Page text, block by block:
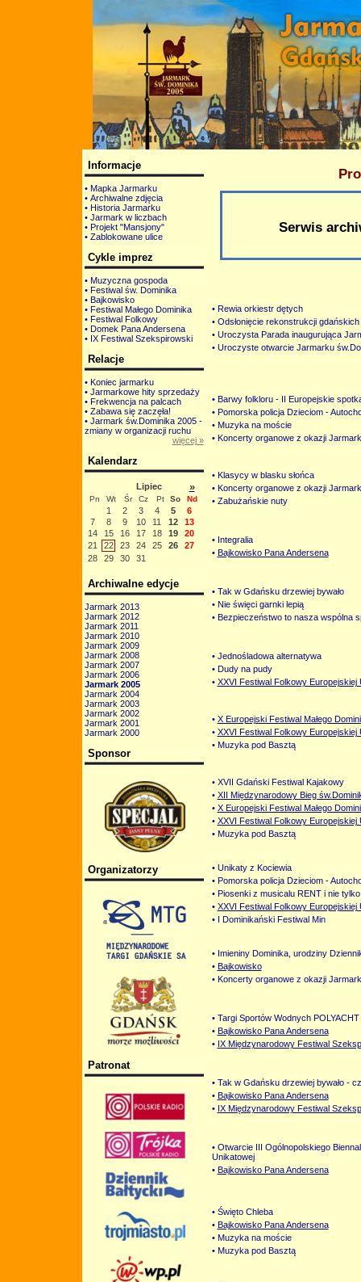
Informacje
• Mapka Jarmarku
• Archiwalne zdjęcia
• Historia Jarmarku
• Jarmark w liczbach
• Projekt "Mansjony"
• Zablokowane ulice
Cykle imprez
• Muzyczna gospoda
• Festiwal św. Dominika
• Bajkowisko
• Festiwal Małego Dominika
• Festiwal Folkowy
• Domek Pana Andersena
• IX Festiwal Szekspirowski
Relacje
• Koniec jarmarku
• Jarmarkowe hity sprzedaży
• Frekwencja na palcach
• Zabawa się zaczęła!
• Jarmark św.Dominika 2005 -
zmiany w organizacji ruchu
więcej »
Kalendarz
Lipiec »
Pn Wt Śr Cz Pt So Nd
1 2 3 4 5
6
7
8 9 10 11 12
13
14
15 16 17 18 19
20
21
22 23 24 25 26
27
28
29 30 31
Archiwalne edycje
Jarmark 2013
Jarmark 2012
Jarmark 2011
Jarmark 2010
Jarmark 2009
Jarmark 2008
Jarmark 2007
Jarmark 2006
Jarmark 2005
Jarmark 2004
Jarmark 2003
Jarmark 2002
Jarmark 2001
Jarmark 2000
Sponsor
Organizatorzy
Patronat
Serwis
• Rewia orkiestr dętych
• Odsłonięcie rekonstrukcji
• Uroczysta Parada inaugurująca
• Uroczyste otwarcie Jarmarku
• Barwy folkloru - II Europejskie
• Pomorska policja Dzieciom -
• Muzyka na moście
• Koncerty organowe z okazji
• Klasycy w blasku słońca
• Koncerty organowe z okazji
• Zabużańskie nuty
• Integralia
• Bajkowisko Pana Andersena
• Tak w Gdańsku drzewiej bywało
• Nie święci garnki lepią
• Bezpieczeństwo to nasza wspólna
• Jednośladowa alternatywa
• Dudy na pudy
• XXVI Festiwal Folkowy Europejskiej
• X Europejski Festiwal Małego
• XXVI Festiwal Folkowy Europejskiej
• Muzyka pod Basztą
• XVII Gdański Festiwal Kajakowy
• XII Międzynarodowy Bieg
• X Europejski Festiwal Małego
• XXVI Festiwal Folkowy Europejskiej
• Muzyka pod Basztą
• Unikaty z Kociewia
• Pomorska policja Dzieciom -
• Piosenki z musicalu RENT i nie tylko
• XXVI Festiwal Folkowy Europejskiej
• I Dominikański Festiwal Min
• Imieniny Dominika, urodziny
• Bajkowisko
• Koncerty organowe z okazji
• Targi Sportów Wodnych POLYACHT
• Bajkowisko Pana Andersena
• IX Międzynarodowy Festiwal
• Tak w Gdańsku drzewiej bywało -
• Bajkowisko Pana Andersena
• IX Międzynarodowy Festiwal
• Otwarcie III Ogólnopolskiego
Unikatowej
• Bajkowisko Pana Andersena
• Święto Chleba
• Bajkowisko Pana Andersena
• Muzyka na moście
• Muzyka pod Basztą